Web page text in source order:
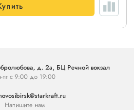
д. 2а, БЦ Речной вокзал
пт с 9:00 до 19:00
Напишите нам